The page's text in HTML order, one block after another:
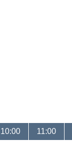
10:00 11:00